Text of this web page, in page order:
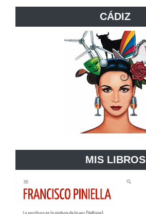
CÁDIZ
MIS LIBROS